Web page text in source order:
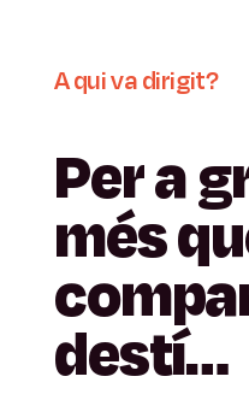
Aquivadirigit?
Pera
més
destí…